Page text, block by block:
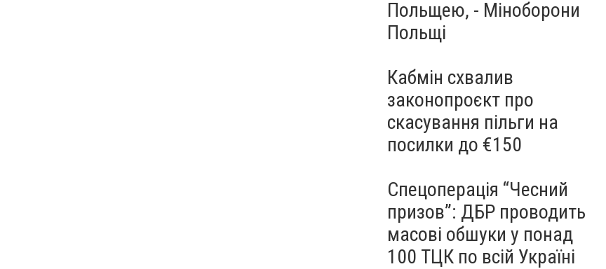
Польщею, - Міноборони
Польщі
Кабмін схвалив
законопроєкт про
скасування пільги на
посилки до €150
Спецоперація “Чесний
призов”: ДБР проводить
масові обшуки у понад
100 ТЦК по всій Україні